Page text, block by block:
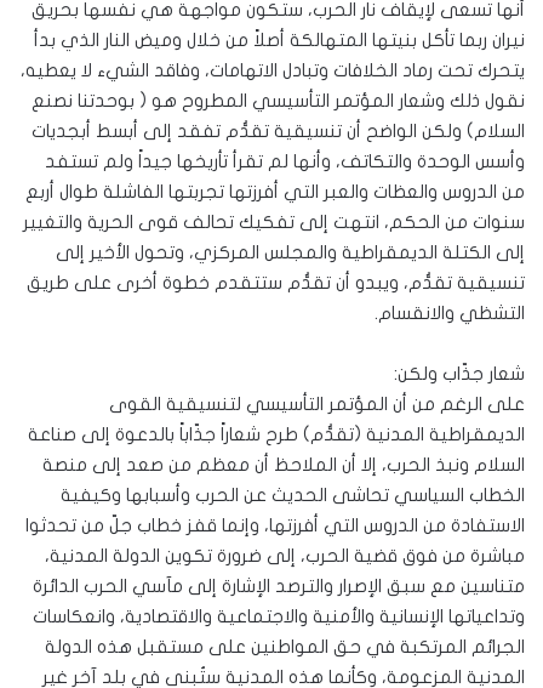
أنها تسعى لإيقاف نار الحرب، ستكون مواجهة هي نفسها بحريق
نيران ربما تأكل بنيتها المتهالكة أصلاً من خلال وميض النار الذي بدأ
يتحرك تحت رماد الخلافات وتبادل الاتهامات، وفاقد الشيء لا يعطيه،
نقول ذلك وشعار المؤتمر التأسيسي المطروح هو ( بوحدتنا نصنع
السلام) ولكن الواضح أن تنسيقية تقدُّم تفقد إلى أبسط أبجديات
وأسس الوحدة والتكاتف، وأنها لم تقرأ تأريخها جيداً ولم تستفد
من الدروس والعظات والعبر التي أفرزتها تجربتها الفاشلة طوال أربع
سنوات من الحكم، انتهت إلى تفكيك تحالف قوى الحرية والتغيير
إلى الكتلة الديمقراطية والمجلس المركزي، وتحول الأخير إلى
تنسيقية تقدُّم، ويبدو أن تقدُّم ستتقدم خطوة أخرى على طريق
التشظي والانقسام.
شعار جذّاب ولكن:
على الرغم من أن المؤتمر التأسيسي لتنسيقية القوى
الديمقراطية المدنية (تقدُّم) طرح شعاراً جذّاباً بالدعوة إلى صناعة
السلام ونبذ الحرب، إلا أن الملاحظ أن معظم من صعد إلى منصة
الخطاب السياسي تحاشى الحديث عن الحرب وأسبابها وكيفية
الاستفادة من الدروس التي أفرزتها، وإنما قفز خطاب جلّ من تحدثوا
مباشرة من فوق قضية الحرب، إلى ضرورة تكوين الدولة المدنية،
متناسين مع سبق الإصرار والترصد الإشارة إلى مآسي الحرب الدائرة
وتداعياتها الإنسانية والأمنية والاجتماعية والاقتصادية، وانعكاسات
الجرائم المرتكبة في حق المواطنين على مستقبل هذه الدولة
المدنية المزعومة، وكأنما هذه المدنية ستُبنى في بلد آخر غير